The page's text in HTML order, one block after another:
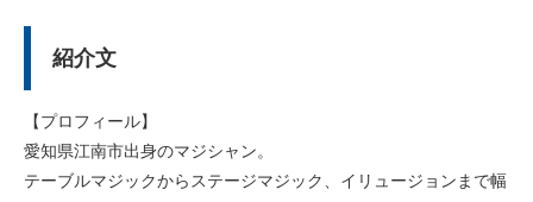
紹介文
【プロフィール】
愛知県江南市出身のマジシャン。
テーブルマジックからステージマジック、イリュージョンまで幅